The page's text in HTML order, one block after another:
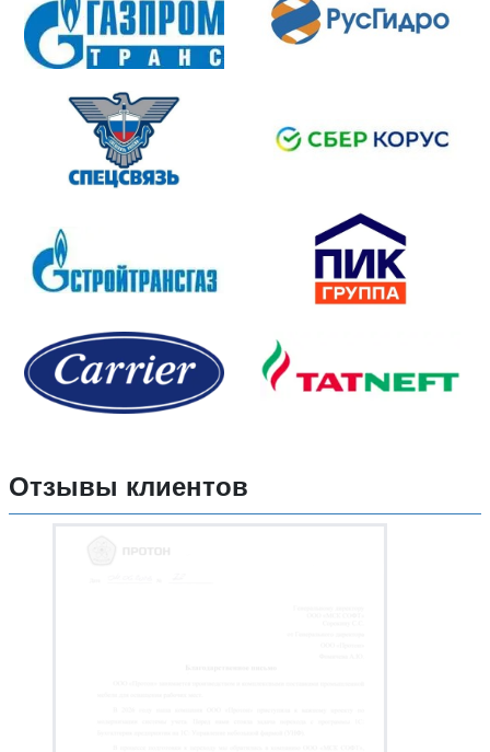
Отзывы клиентов